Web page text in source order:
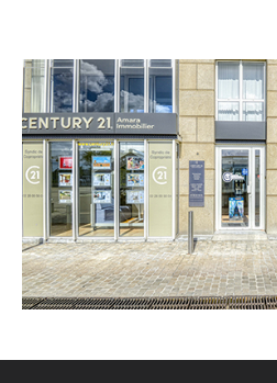
CENTURY 21
3 Place du cdt
NANTES -
Envoyer
Téléphoner